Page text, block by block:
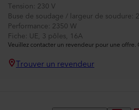
Tension 230 V
Buse de soudage / largeur de soudure
Performance 2350 W
Fiche UE, 3 pôles, 16A
Veuillez contacter un revendeur pour une
Trouver un revendeur